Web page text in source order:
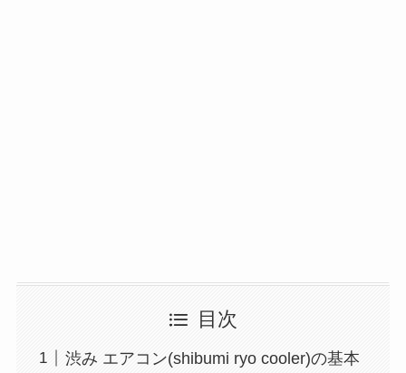
目次
渋み エアコン(shibumi ryo cooler)の基本